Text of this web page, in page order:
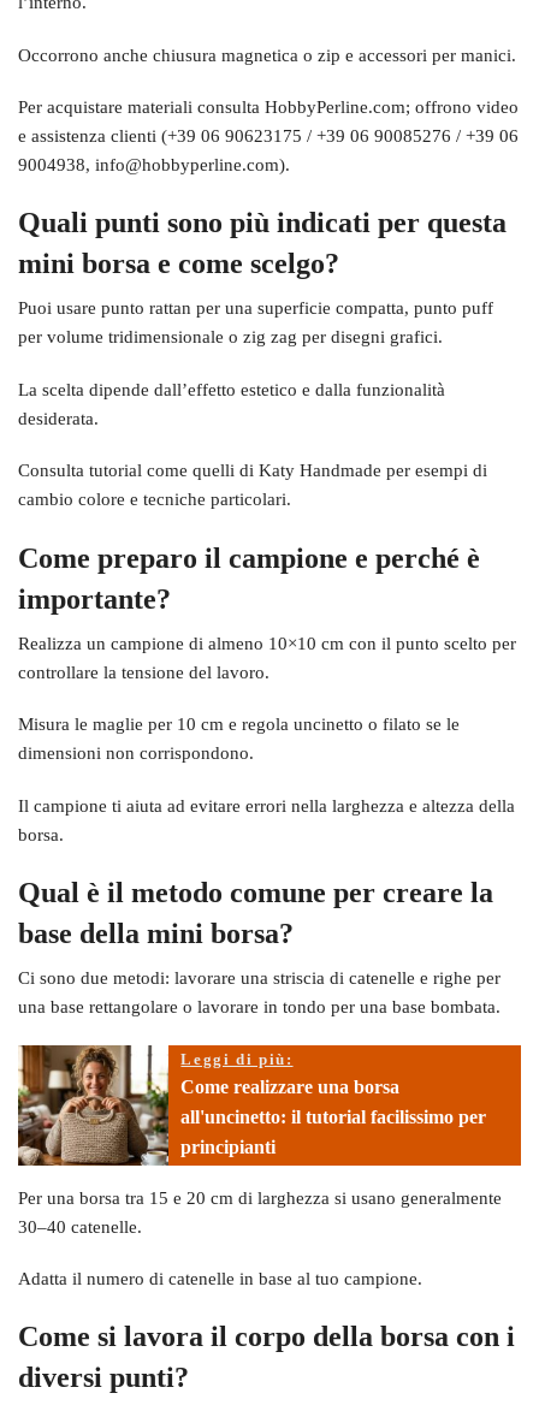
Occorrono anche chiusura magnetica o zip e accessori per manici.
Per acquistare materiali consulta HobbyPerline.com; offrono video
e assistenza clienti (+39 06 90623175 / +39 06 90085276 / +39 06
9004938, info@hobbyperline.com).
Quali punti sono più indicati per questa
mini borsa e come scelgo?
Puoi usare punto rattan per una superficie compatta, punto puff
per volume tridimensionale o zig zag per disegni grafici.
La scelta dipende dall’effetto estetico e dalla funzionalità
desiderata.
Consulta tutorial come quelli di Katy Handmade per esempi di
cambio colore e tecniche particolari.
Come preparo il campione e perché è
importante?
Realizza un campione di almeno 10×10 cm con il punto scelto per
controllare la tensione del lavoro.
Misura le maglie per 10 cm e regola uncinetto o filato se le
dimensioni non corrispondono.
Il campione ti aiuta ad evitare errori nella larghezza e altezza della
borsa.
Qual è il metodo comune per creare la
base della mini borsa?
Ci sono due metodi: lavorare una striscia di catenelle e righe per
una base rettangolare o lavorare in tondo per una base bombata.
Leggi di più:
Come realizzare una borsa
all'uncinetto: il tutorial facilissimo per
principianti
Per una borsa tra 15 e 20 cm di larghezza si usano generalmente
30–40 catenelle.
Adatta il numero di catenelle in base al tuo campione.
Come si lavora il corpo della borsa con i
diversi punti?